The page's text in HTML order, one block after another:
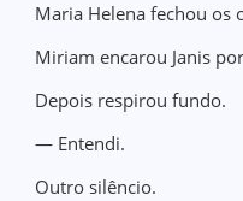
Maria Helena fechou os
Miriam encarou Janis
Depois respirou fundo.
— Entendi.
Outro silêncio.